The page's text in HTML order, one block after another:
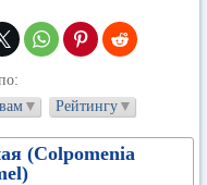
▼ Рейтингу▼
(Colpomenia